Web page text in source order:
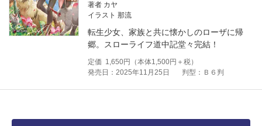
著者 カヤ
イラスト 那流
転生少女、家族と共に懐かしのローザに帰
郷。スローライフ道中記堂々完結！
定価 1,650円（本体1,500円＋税）
発売日：2025年11月25日
判型：Ｂ６判